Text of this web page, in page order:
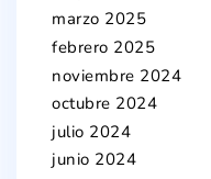
marzo 2025
febrero 2025
noviembre 2024
octubre 2024
julio 2024
junio 2024